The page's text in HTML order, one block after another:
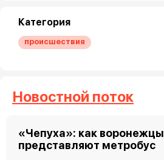
Категория
происшествия
Новостной поток
«Чепуха»: как воронежцы
представляют метробус